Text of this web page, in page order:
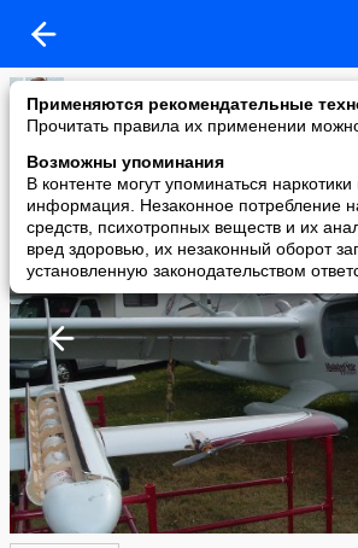
Применяются рекомендательные
Прочитать правила их применении
Возможны упоминания
В контенте могут упоминаться
информация. Незаконное потребление
средств, психотропных веществ и их
вред здоровью, их незаконный оборот
установленную законодательством
Зампотех
added a photo
01 Dec в 13:09